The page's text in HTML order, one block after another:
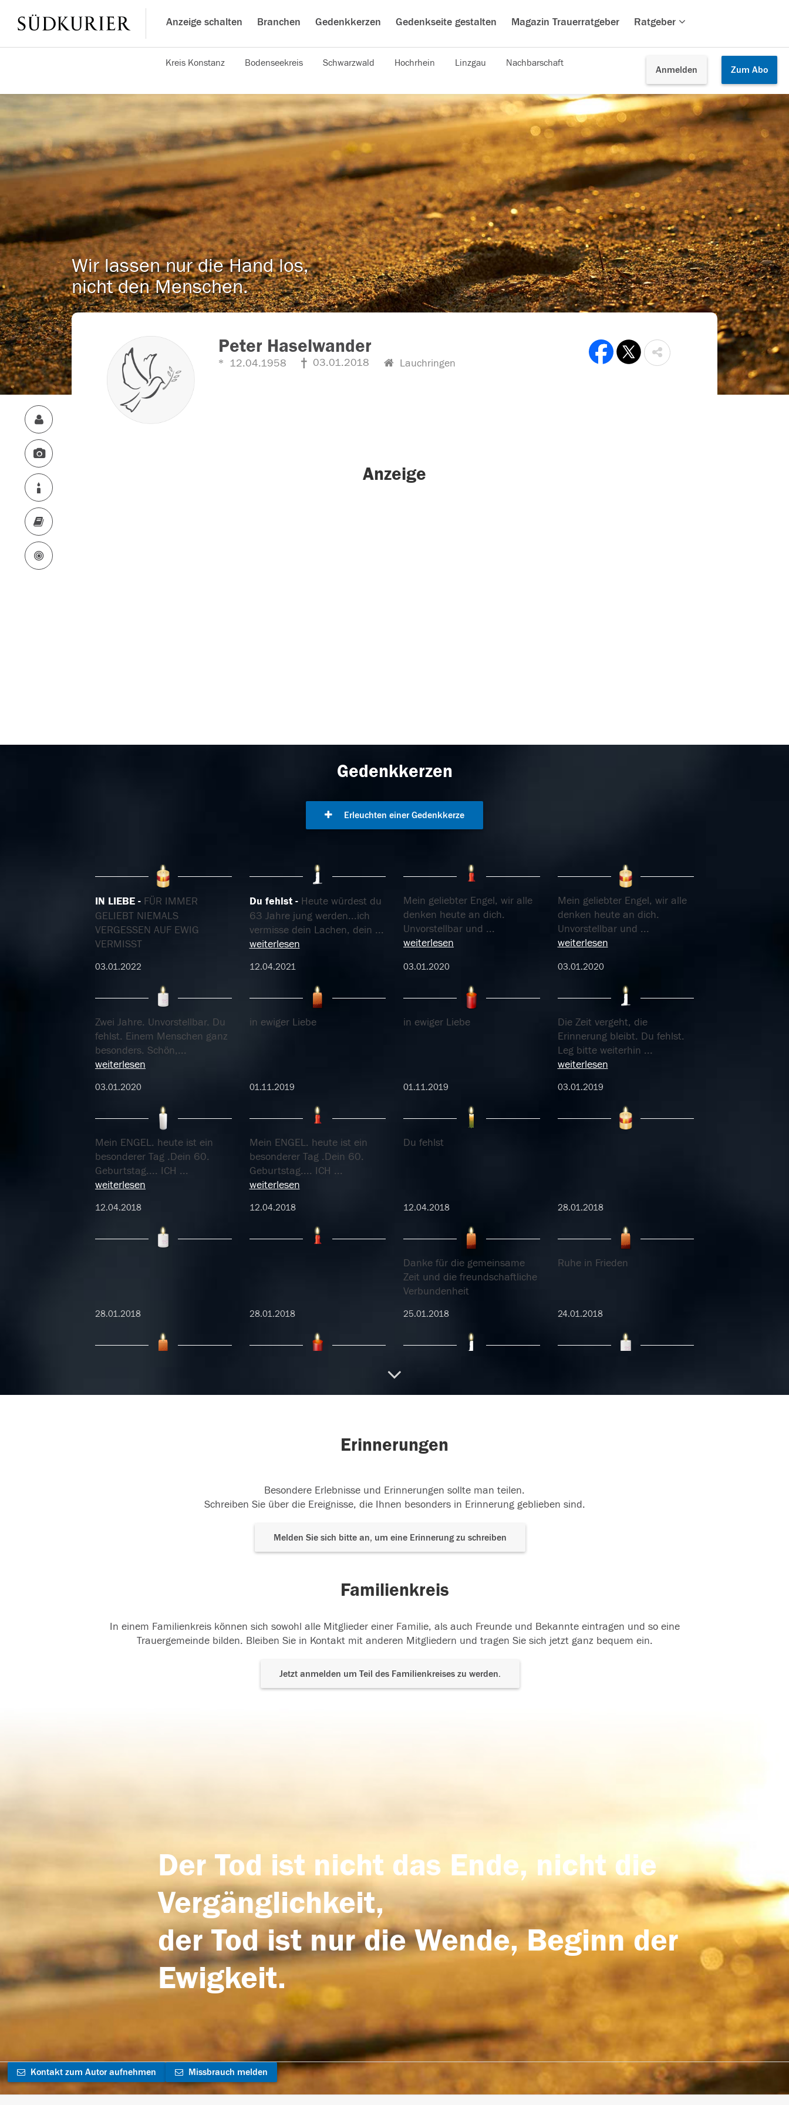
Anzeige schalten Branchen Gedenkkerzen Gedenkseite gestalten Magazin Trauerratgeber Ratgeber
Anmelden Zum Abo
Kreis Konstanz Bodenseekreis Schwarzwald Hochrhein Linzgau Nachbarschaft
Wir lassen nur die Hand los,
nicht den Menschen.
Peter Haselwander
12.04.1958 03.01.2018 Lauchringen
Anzeige
Gedenkkerzen
Erleuchten einer Gedenkkerze
IN LIEBE
FÜR IMMER
GELIEBT NIEMALS
VERGESSEN AUF EWIG
VERMISST
03.01.2022
Du fehlst
Heute würdest du
63 Jahre jung werden...ich
vermisse dein Lachen, dein ...
weiterlesen
12.04.2021
Mein geliebter Engel, wir alle
denken heute an dich.
Unvorstellbar und ...
weiterlesen
03.01.2020
Mein geliebter Engel, wir alle
denken heute an dich.
Unvorstellbar und ...
weiterlesen
03.01.2020
Zwei Jahre. Unvorstellbar. Du
fehlst. Einem Menschen ganz
besonders. Schön,...
weiterlesen
03.01.2020
in ewiger Liebe
01.11.2019
in ewiger Liebe
01.11.2019
Die Zeit vergeht, die
Erinnerung bleibt. Du fehlst.
Leg bitte weiterhin ...
weiterlesen
03.01.2019
Mein ENGEL. heute ist ein
besonderer Tag .Dein 60.
Geburtstag.... ICH ...
weiterlesen
12.04.2018
Mein ENGEL. heute ist ein
besonderer Tag .Dein 60.
Geburtstag.... ICH ...
weiterlesen
12.04.2018
Du fehlst
12.04.2018 28.01.2018
28.01.2018 28.01.2018
Danke für die gemeinsame
Zeit und die freundschaftliche
Verbundenheit
25.01.2018
Ruhe in Frieden
24.01.2018
und Peter. Wir...weiterlesen
Menschen. Dein...
Erinnerungen
Besondere Erlebnisse und Erinnerungen sollte man teilen.
Schreiben Sie über die Ereignisse, die Ihnen besonders in Erinnerung geblieben sind.
Melden Sie sich bitte an, um eine Erinnerung zu schreiben
Familienkreis
In einem Familienkreis können sich sowohl alle Mitglieder einer Familie, als auch Freunde und Bekannte eintragen und so eine
Trauergemeinde bilden. Bleiben Sie in Kontakt mit anderen Mitgliedern und tragen Sie sich jetzt ganz bequem ein.
Jetzt anmelden um Teil des Familienkreises zu werden.
Der Tod ist nicht das Ende, nicht die
Vergänglichkeit,
der Tod ist nur die Wende, Beginn der
Ewigkeit.
Kontakt zum Autor aufnehmen Missbrauch melden